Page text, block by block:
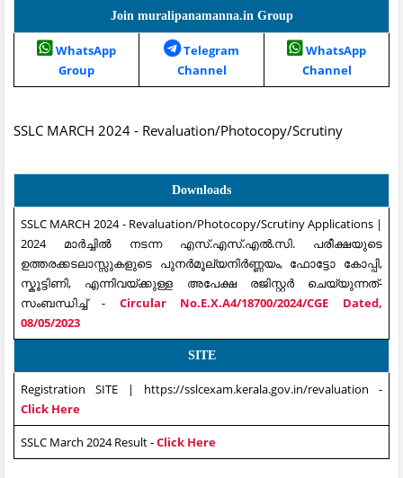
Join muralipanamanna.in Group
WhatsApp
Group
Telegram
Channel
WhatsApp
Channel
SSLC MARCH 2024 - Revaluation/Photocopy/Scrutiny
Downloads
SSLC MARCH 2024 - Revaluation/Photocopy/Scrutiny Applications |
2024 മാർച്ചിൽ നടന്ന എസ്.എസ്.എൽ.സി. പരീക്ഷയുടെ
ഉത്തരക്കടലാസ്സുകളുടെ പുനർമൂല്യനിർണ്ണയം, ഫോട്ടോ കോപ്പി,
സ്കൂട്ടിണി, എന്നിവയ്ക്കുള്ള അപേക്ഷ രജിസ്റ്റർ ചെയ്യുന്നത്-
സംബന്ധിച്ച് - Circular No.E.X.A4/18700/2024/CGE Dated,
08/05/2023
SITE
Registration SITE | https://sslcexam.kerala.gov.in/revaluation -
Click Here
SSLC March 2024 Result -Click Here